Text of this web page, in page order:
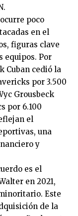
poco
en el
figuras clave
equipos. Por
Cuban cedió la
por 3.500
Grousbeck
por 6.100
el
una
y
es el
en 2021,
Este
de la